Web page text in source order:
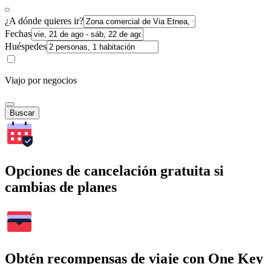
¿A dónde quieres ir?
Fechas
Huéspedes
Viajo por negocios
Buscar
Opciones de cancelación gratuita si
cambias de planes
Obtén recompensas de viaje con One Key